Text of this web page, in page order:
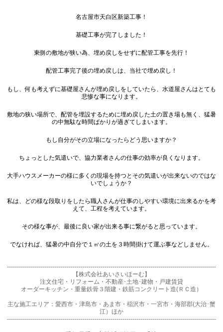
名古屋市天白区新築工事！
基礎工事が完了しました！
東側の敷地が狭い為、埋め戻しをせずに配管工事を先行！
配管工事完了後の埋め戻しは、当社で埋め戻し！
もし、何も考えずに基礎屋さんが埋め戻しをしていたら、水道屋さんはとても
悲惨な事になります。
敷地の狭い場所で、配管を埋設するために埋め戻した土の置き場も無く、猛暑
の中無駄な時間ばかりが過ぎてしまいます。
もし自分がその立場になったらどう思いますか？
ちょっとした気遣いで、協力業者さんの仕事の効率が良くなります。
大手ハウスメーカーの様に多くの現場を持つとその気遣いが出来ないのではな
いでしょうか？
私は、どの様な段取りをしたら職人さんが仕事のしやすい環境に出来るかを考
えて、工程を考えています。
その様な事が、最後に良い家が出来る事に繋がると思っています。
でなければ、猛暑の中自分で１㎥の土を３時間掛けて運ぶ事などしません。
---------------------------------------------------------------------------------------------------------
【株式会社あいさいほーむ】
注文住宅・リフォーム・不動産･土地･建物・戸建賃貸
オーダーキッチン・重量鉄骨３階建・鉄筋コンクリート造(ＲＣ造）
主な施工エリア：愛西市・津島市・あま市・稲沢市・一宮市・海部郡(大治･蟹
江）ほか
---------------------------------------------------------------------------------------------------------